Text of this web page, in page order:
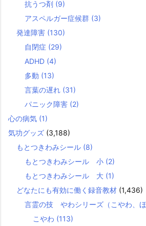
抗うつ剤 (9)
アスペルガー症候群 (3)
発達障害 (130)
自閉症 (29)
ADHD (4)
多動 (13)
言葉の遅れ (31)
パニック障害 (2)
心の病気 (1)
気功グッズ (3,188)
もとつきわみシール (8)
もとつきわみシール 小 (2)
もとつきわみシール 大 (1)
どなたにも有効に働く録音教材 (1,436)
言霊の技 やわシリーズ（こやわ、ほ
こやわ (113)